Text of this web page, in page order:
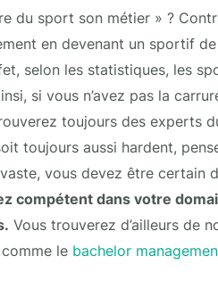
du sport son métier » ?
en devenant un sportif
selon les statistiques, les
si vous n’avez pas la
toujours des experts
toujours aussi hardent,
vous devez être certain
compétent dans votre
Vous trouverez d’ailleurs de
le bachelor